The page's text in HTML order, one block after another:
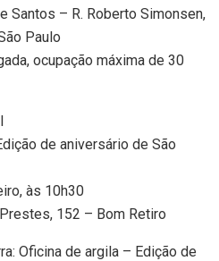
Santos – R. Roberto Simonsen,
Paulo
ocupação máxima de 30
de aniversário de São
às 10h30
152 – Bom Retiro
Oficina de argila – Edição de